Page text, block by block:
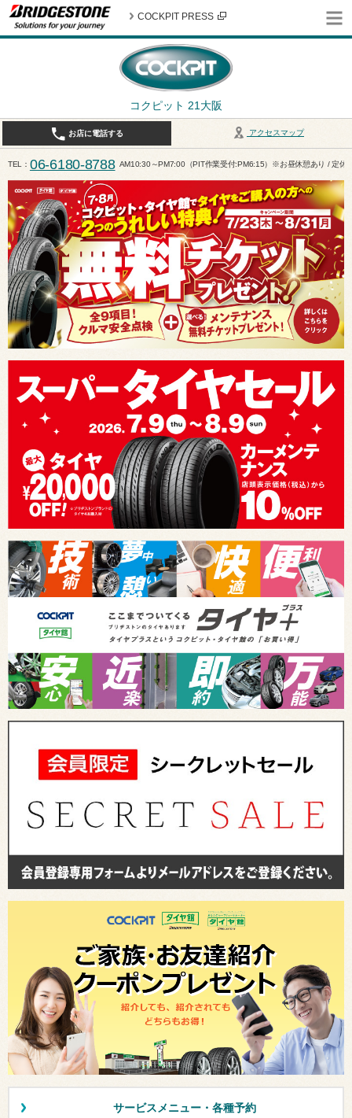
コクピット 21大阪
COCKPIT PRESS
アクセスマップ
お店に電話する
TEL 06-6180-8788 AM10:30～PM7:00（PIT作業受付:PM6:15）※お昼休憩あり / 定休
サービスメニュー・各種予約